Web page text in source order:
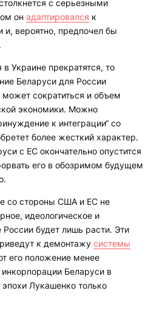
с серьезными
он адаптировался к
и, вероятно, предпочел бы
Украине прекратятся, то
Беларуси для России
может сократиться и объем
экономики. Можно
к интеграции“ со
более жесткий характер.
с ЕС окончательно опустится
его в обозримом будущем
со стороны США и ЕС не
идеологическое и
России будет лишь расти. Эти
к демонтажу системы
его положение менее
Беларуси в
Лукашенко только